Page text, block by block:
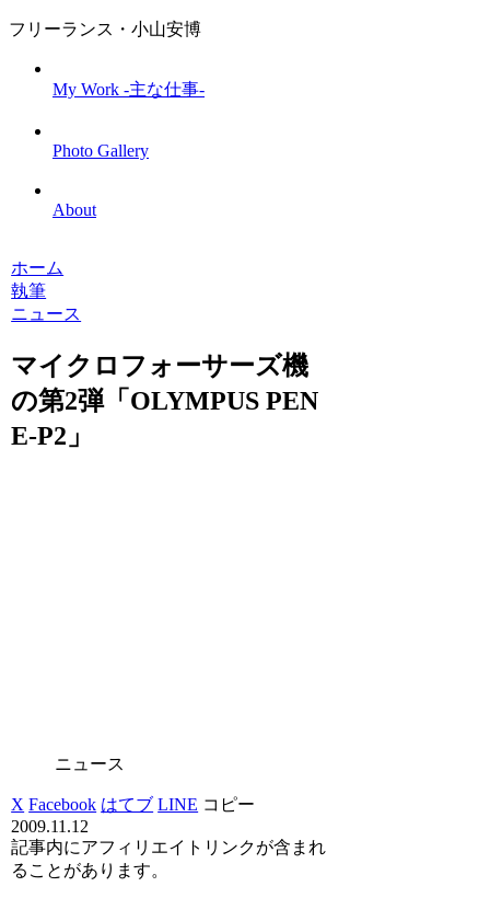
フリーランス・小山安博
My Work -主な仕事-
Photo Gallery
About
ホーム
執筆
ニュース
マイクロフォーサーズ機
の第2弾「OLYMPUS PEN
E-P2」
ニュース
X Facebook はてブ LINE コピー
2009.11.12
記事内にアフィリエイトリンクが含まれ
ることがあります。